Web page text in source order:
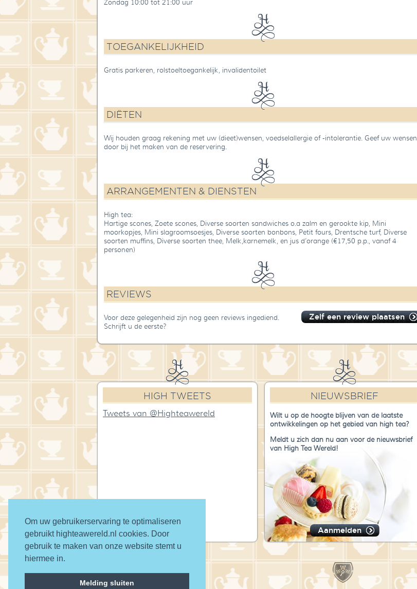
Om uw gebruikerservaring te optimaliseren
gebruikt highteawereld.nl cookies. Door
gebruik te maken van onze website stemt u
hiermee in.
Melding sluiten
Zondag 10:00 tot 21:00 uur
TOEGANKELIJKHEID
Gratis parkeren, rolstoeltoegankelijk, invalidentoilet
DIËTEN
Wij houden graag rekening met uw (dieet)wensen, voedselallergie of -intolerantie. Geef uw wensen
door bij het maken van de reservering.
ARRANGEMENTEN & DIENSTEN
High tea:
Hartige scones, Zoete scones, Diverse soorten sandwiches o.a zalm en gerookte kip, Mini
moorkopjes, Mini slagroomsoesjes, Diverse soorten bonbons, Petit fours, Drentsche turf, Diverse
soorten muffins, Diverse soorten thee, Melk,karnemelk, en jus d’orange (€17,50 p.p., vanaf 4
personen)
REVIEWS
Zelf een review plaatsen
Voor deze gelegenheid zijn nog geen reviews ingediend.
Schrijft u de eerste?
HIGH TWEETS
Tweets van @Highteawereld
NIEUWSBRIEF
Wilt u op de hoogte blijven van de laatste
ontwikkelingen op het gebied van high tea?
Meldt u zich dan nu aan voor de nieuwsbrief
van High Tea Wereld!
Aanmelden
© 2016 High Tea Wereld